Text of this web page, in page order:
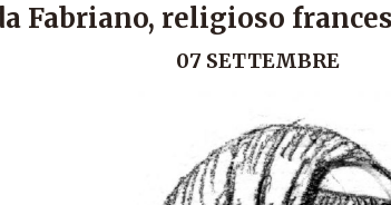
Fabriano, religioso
07 SETTEMBRE